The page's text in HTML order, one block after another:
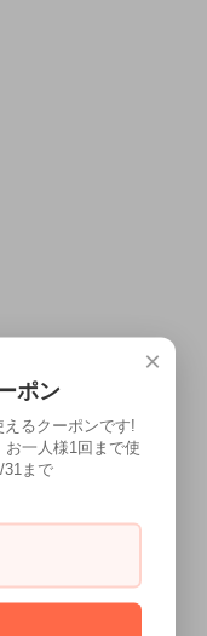
換不可です。
内容品補償はござ
×
ポン
るクーポンです!
お一人様1回まで使
まで